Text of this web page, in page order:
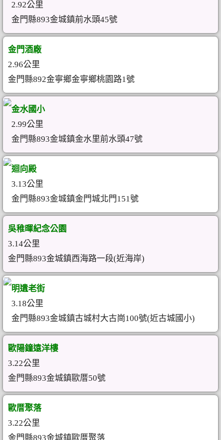
2.92公里
金門縣893金城鎮前水頭45號
金門酒廠
2.96公里
金門縣892金寧鄉金寧鄉桃園路1號
金水國小
2.99公里
金門縣893金城鎮金水里前水頭47號
迴向殿
3.13公里
金門縣893金城鎮金門城北門151號
吳稚暉紀念公園
3.14公里
金門縣893金城鎮西海路一段(近海岸)
明遺老街
3.18公里
金門縣893金城鎮古城村大古崗100號(近古城國小)
歐陽鐘遠洋樓
3.22公里
金門縣893金城鎮歐厝50號
歐厝聚落
3.22公里
金門縣893金城鎮歐厝聚落